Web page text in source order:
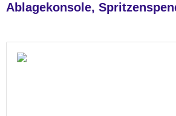
Ablagekonsole,